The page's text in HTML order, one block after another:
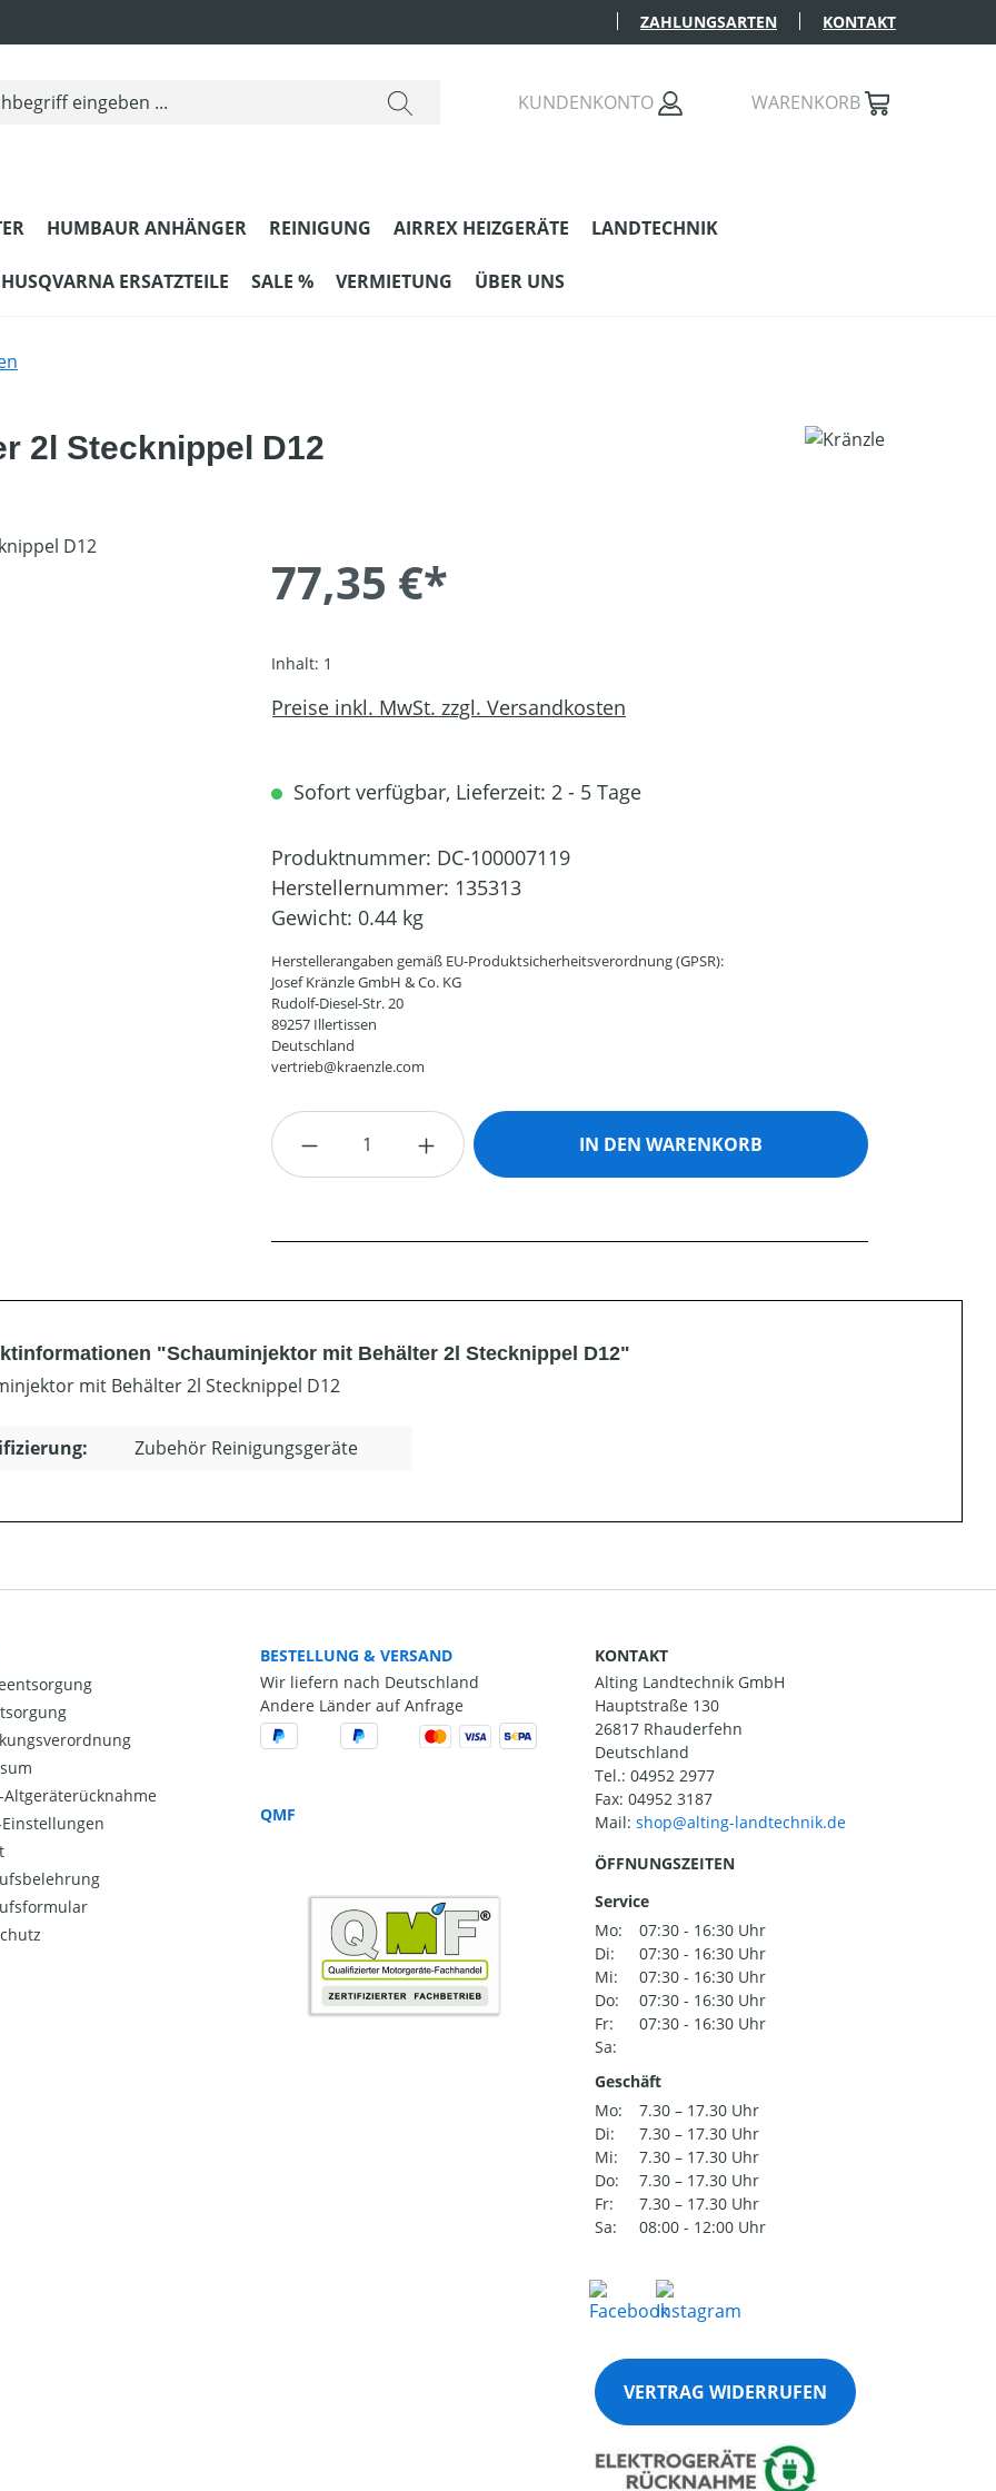
ZAHLUNGSARTEN KONTAKT
KUNDENKONTO WARENKORB
HUMBAUR ANHÄNGER REINIGUNG AIRREX HEIZGERÄTE LANDTECHNIK
HUSQVARNA ERSATZTEILE SALE % VERMIETUNG ÜBER UNS
2l Stecknippel D12
77,35 €*
Inhalt: 1
Preise inkl. MwSt. zzgl. Versandkosten
Sofort verfügbar, Lieferzeit: 2 - 5 Tage
Produktnummer: DC-100007119
Herstellernummer: 135313
Gewicht: 0.44 kg
Herstellerangaben gemäß EU-Produktsicherheitsverordnung (GPSR):
Josef Kränzle GmbH & Co. KG
Rudolf-Diesel-Str. 20
89257 Illertissen
Deutschland
vertrieb@kraenzle.com
Produkt Anzahl: Gib den gewünschten Wert ein oder
IN DEN WARENKORB
"Schauminjektor mit Behälter 2l Stecknippel D12"
mit Behälter 2l Stecknippel D12
Zubehör Reinigungsgeräte
Altgeräterücknahme
Einstellungen
BESTELLUNG & VERSAND
Wir liefern nach Deutschland
Andere Länder auf Anfrage
QMF
KONTAKT
Alting Landtechnik GmbH
Hauptstraße 130
26817 Rhauderfehn
Deutschland
Tel.: 04952 2977
Fax: 04952 3187
Mail:
ÖFFNUNGSZEITEN
Service
Mo:
07:30 - 16:30 Uhr
Di:
07:30 - 16:30 Uhr
Mi:
07:30 - 16:30 Uhr
Do:
07:30 - 16:30 Uhr
Fr:
07:30 - 16:30 Uhr
Sa:
Geschäft
Mo:
7.30 – 17.30 Uhr
Di:
7.30 – 17.30 Uhr
Mi:
7.30 – 17.30 Uhr
Do:
7.30 – 17.30 Uhr
Fr:
7.30 – 17.30 Uhr
Sa:
08:00 - 12:00 Uhr
VERTRAG WIDERRUFEN